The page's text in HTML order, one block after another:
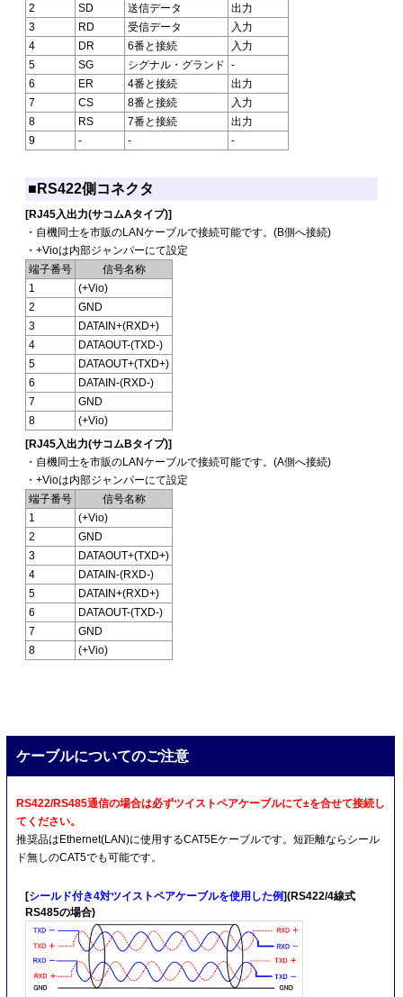
2
SD 送信データ
出力
3
RD 受信データ
入力
4
DR 6番と接続
入力
5
SG シグナル・グランド
-
6
ER 4番と接続
出力
7
CS 8番と接続
入力
8
RS 7番と接続
出力
9
- - -
■RS422側コネクタ
[RJ45入出力(サコムAタイプ)]
・自機同士を市販のLANケーブルで接続可能です。(B側へ接続)
・+Vioは内部ジャンパーにて設定
端子番号
信号名称
1
(+Vio)
2
GND
3
DATAIN+(RXD+)
4
DATAOUT-(TXD-)
5
DATAOUT+(TXD+)
6
DATAIN-(RXD-)
7
GND
8
(+Vio)
[RJ45入出力(サコムBタイプ)]
・自機同士を市販のLANケーブルで接続可能です。(A側へ接続)
・+Vioは内部ジャンパーにて設定
端子番号
信号名称
1
(+Vio)
2
GND
3
DATAOUT+(TXD+)
4
DATAIN-(RXD-)
5
DATAIN+(RXD+)
6
DATAOUT-(TXD-)
7
GND
8
(+Vio)
ケーブルについてのご注意
RS422/RS485通信の場合は必ずツイストペアケーブルにて±を合せて接続し
てください。
推奨品はEthernet(LAN)に使用するCAT5Eケーブルです。短距離ならシール
ド無しのCAT5でも可能です。
[シールド付き4対ツイストペアケーブルを使用した例](RS422/4線式
RS485の場合)